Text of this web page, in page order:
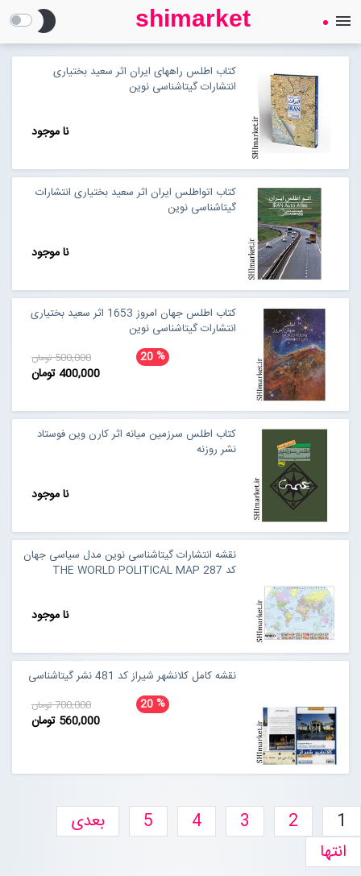
SHIMARKET
فروشگاه اینترنتی کتاب
درباره ما
Open submenu (محصولات)
محصولات
تماس با ما
ورود به سایت
brightness_2 shimarket menu
کتاب اطلس راههای ایران اثر سعید بختیاری
انتشارات گیتاشناسی نوین
نا موجود
کتاب اتواطلس ایران اثر سعید بختیاری انتشارات
گیتاشناسی نوین
نا موجود
کتاب اطلس جهان امروز 1653 اثر سعید بختیاری
انتشارات گیتاشناسی نوین
20% 500,000 تومان
400,000 تومان
کتاب اطلس سرزمین میانه اثر کارن وین فوستاد
نشر روزنه
نا موجود
نقشه انتشارات گیتاشناسی نوین مدل سیاسی جهان
کد 287 THE WORLD POLITICAL MAP
نا موجود
نقشه کامل کلانشهر شیراز کد 481 نشر گیتاشناسی
20% 700,000 تومان
560,000 تومان
1
2
3
4
5
بعدی
انتها